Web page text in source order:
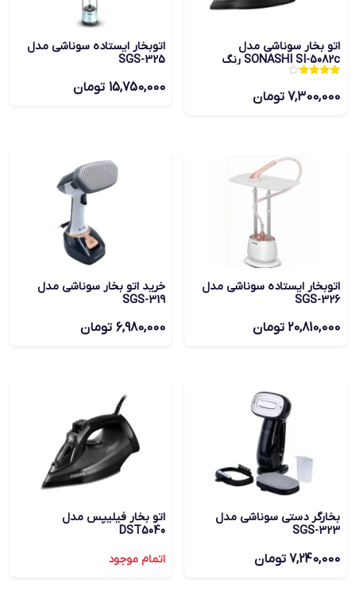
اتو بخار سوناشی مدل
SONASHI SI-5082c رنگ
مشکی
4.00
از 5
7,300,000 تومان
اتوبخار ایستاده سوناشی مدل
SGS-325
15,750,000 تومان
اتوبخار ایستاده سوناشی مدل
SGS-326
20,810,000 تومان
خرید اتو بخار سوناشی مدل
SGS-319
6,980,000 تومان
بخارگر دستی سوناشی مدل
SGS-323
7,240,000 تومان
اتو بخار فیلیپس مدل
DST5040
اتمام موجود